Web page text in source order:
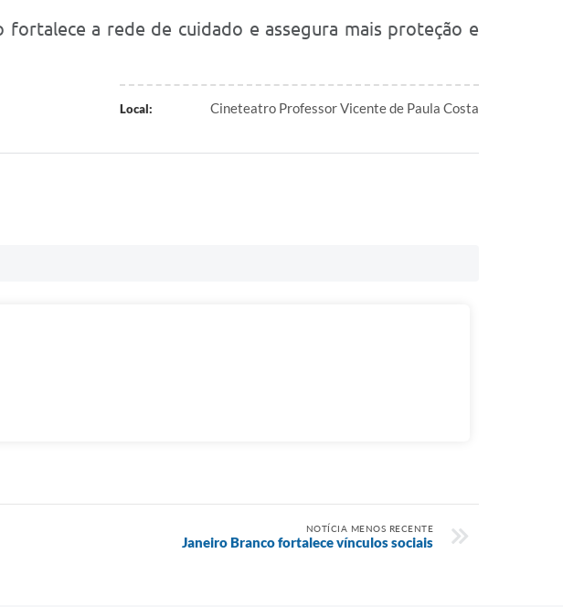
a rede de cuidado e assegura mais proteção e
Local: Cineteatro Professor Vicente de Paula Costa
NOTÍCIA MENOS RECENTE
Janeiro Branco fortalece vínculos sociais